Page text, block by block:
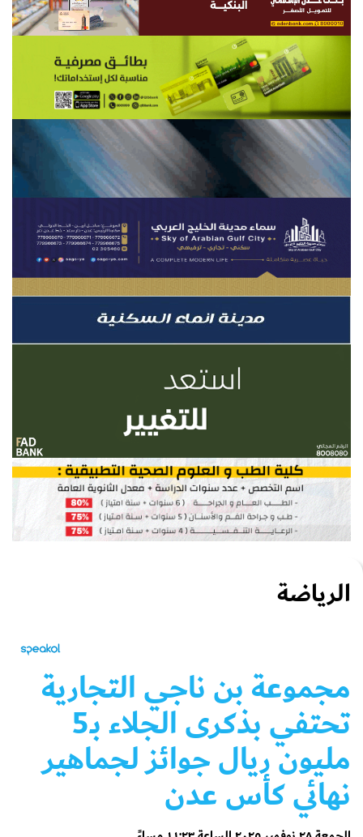
الرياضة
مجموعة بن ناجي التجارية
تحتفي بذكرى الجلاء بـ5
مليون ريال جوائز لجماهير
نهائي كأس عدن